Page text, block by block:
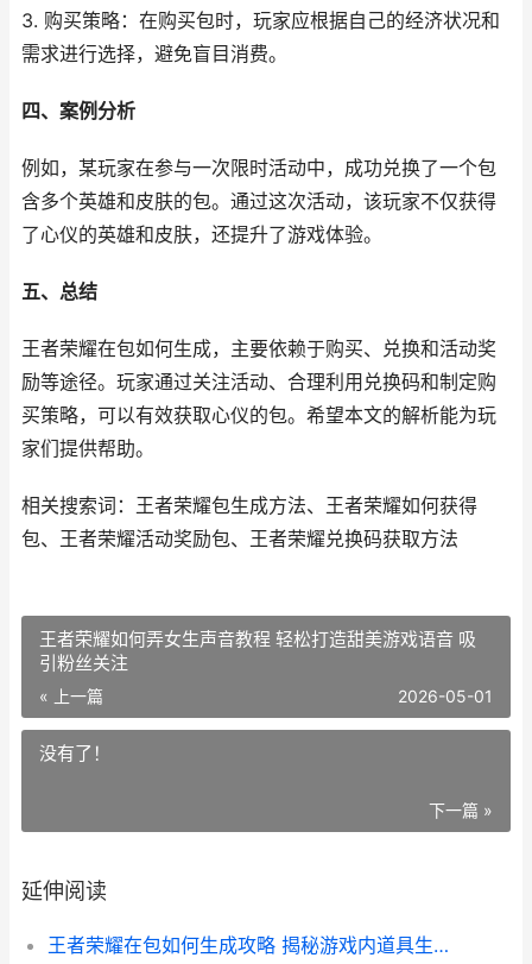
3. 购买策略：在购买包时，玩家应根据自己的经济状况和
需求进行选择，避免盲目消费。
四、案例分析
例如，某玩家在参与一次限时活动中，成功兑换了一个包
含多个英雄和皮肤的包。通过这次活动，该玩家不仅获得
了心仪的英雄和皮肤，还提升了游戏体验。
五、总结
王者荣耀在包如何生成，主要依赖于购买、兑换和活动奖
励等途径。玩家通过关注活动、合理利用兑换码和制定购
买策略，可以有效获取心仪的包。希望本文的解析能为玩
家们提供帮助。
相关搜索词：王者荣耀包生成方法、王者荣耀如何获得
包、王者荣耀活动奖励包、王者荣耀兑换码获取方法
王者荣耀如何弄女生声音教程 轻松打造甜美游戏语音 吸
引粉丝关注
« 上一篇 2026-05-01
没有了！
下一篇 »
延伸阅读
王者荣耀在包如何生成攻略 揭秘游戏内道具生成机制